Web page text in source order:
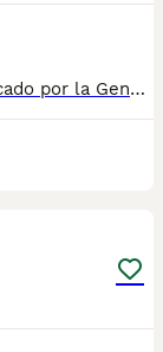
✅ Somos un criadero autorizado y certificado por la Generalitat de Catalunya bajo el número de Núcleo Zoológico G25/00314. PARA MÁS INFORMACIÓN: ☎️ 933095977 📱 685878504 / 674320847 🐶 Programa una visita para conocerlos 💻 Más fotos y vídeos en nuestra web www.aquanatura.es 🚙 Hacemos envíos 📌 Calle Roger de Flor 45, muy cerca del Arc de Triomf de Barcelona, de Lunes a Sábados. Se entregan con sus vacunas, desparasitados interna y externamente, con microchip y su registro, cartilla sanitaria y contrato de garantías, documentación legal y factura. AQUANATURA